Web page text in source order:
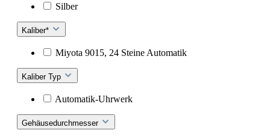
Silber
Kaliber*
Miyota 9015, 24 Steine Automatik
Kaliber Typ
Automatik-Uhrwerk
Gehäusedurchmesser